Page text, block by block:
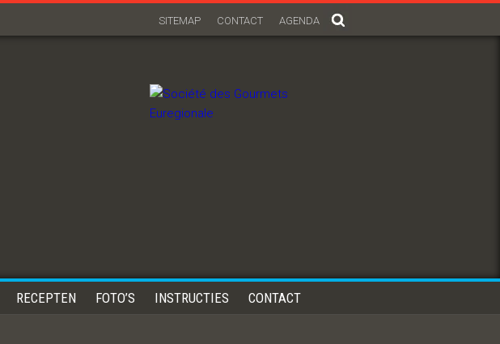
AGENDA
CONTACT
SITEMAP
RECEPTEN FOTO’S INSTRUCTIES CONTACT